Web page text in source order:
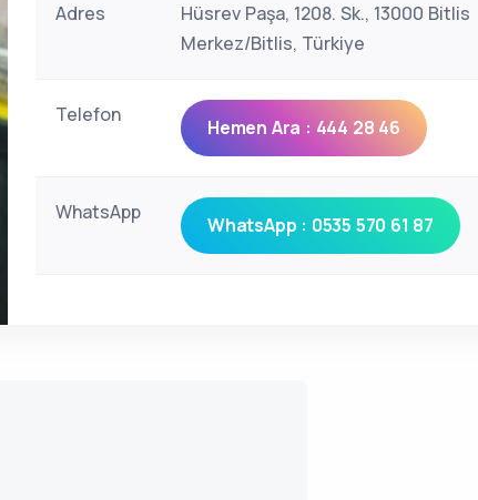
Adres
Hüsrev Paşa, 1208. Sk., 13000 Bitlis
Merkez/Bitlis, Türkiye
Telefon
Hemen Ara : 444 28 46
WhatsApp
WhatsApp : 0535 570 61 87